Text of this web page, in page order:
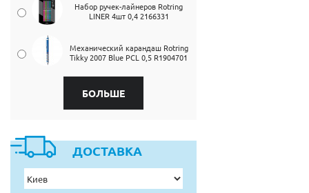
Набор ручек-лайнеров Rotring
LINER 4шт 0,4 2166331
Механический карандаш Rotring
Tikky 2007 Blue PCL 0,5 R1904701
БОЛЬШЕ
ДОСТАВКА